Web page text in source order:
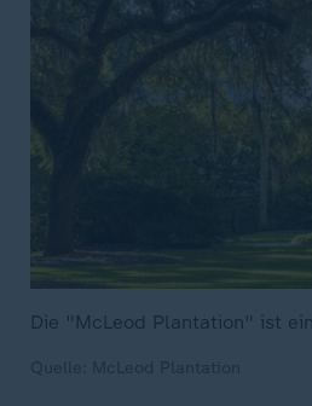
Die "McLeod Plantation" ist